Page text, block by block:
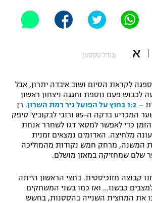
– פודקאסט
בפרסים
אלקטרה
1 – "מרלן"
א (גודל טקסט)
לקראת הסיום ושוב איבדה יתרון, אבל
לכבוש פעם נוספת וחגגה ניצחון ראשון
– 1:2 בחוץ על הפועל ניר רמת השרון
. רן
בנימין הבקיע את השער המכריע בדקה ה-85 ורובי לבקוביץ' סיפק
כדי לאפשר למסאי דגו לשחרר אנחת
מלחיצה. האדומים נמצאים זמנית
המשנה, מרחק חמש נקודות מהמוליכה
שלם שמחזיקה במאזן מושלם.
קבוצה מזוכיסטית. בחצי הראשון הייתה
כבשנו… ואז כמו בשני המשחקים
את המחצית השנייה בהססנות, בחשש